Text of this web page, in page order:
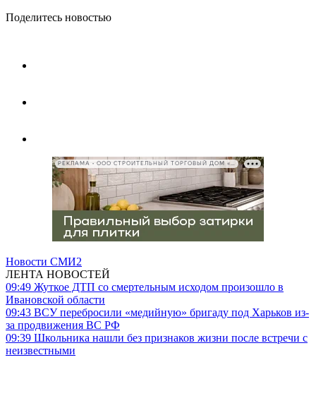
Поделитесь новостью
РЕКЛАМА • ООО СТРОИТЕЛЬНЫЙ ТОРГОВЫЙ ДОМ «ПЕТРОВИЧ», ИНН 7802348846
Новости СМИ2
ЛЕНТА НОВОСТЕЙ
09:49 Жуткое ДТП со смертельным исходом произошло в
Ивановской области
09:43 ВСУ перебросили «медийную» бригаду под Харьков из-
за продвижения ВС РФ
09:39 Школьника нашли без признаков жизни после встречи с
неизвестными